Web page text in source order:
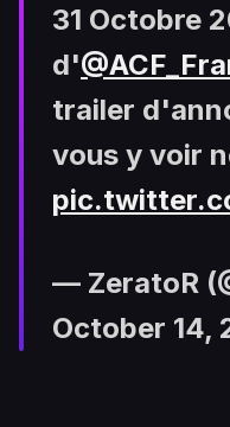
31 Octobre
d'
trailer
vous y voir
— ZeratoR
October 14,